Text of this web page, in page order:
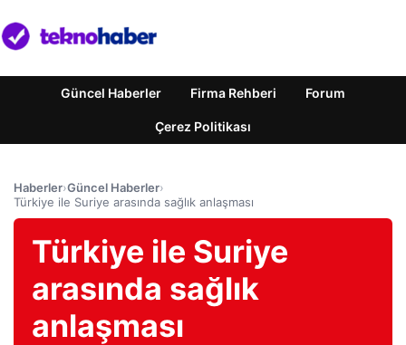
Güncel Haberler Firma Rehberi Forum
Çerez Politikası
Haberler›Güncel Haberler›
Türkiye ile Suriye arasında sağlık anlaşması
Türkiye ile Suriye
arasında sağlık
anlaşması